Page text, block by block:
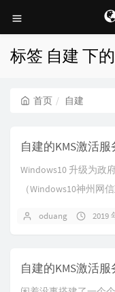
标签 自建 下
首页 自建
自建的KMS激活服
Windows10 升级为政
（Windows10神州网
oduang 2019
自建的KMS激活服